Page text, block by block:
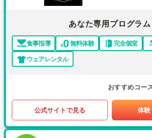
あなた専用プログラム
食事指導 無料体験 完全個室
ウェアレンタル
おすすめコー
公式サイトで見る 体験